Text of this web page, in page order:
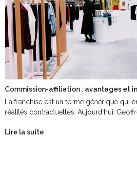
Commission-affiliation : avantages et
La franchise est un terme générique qui
réalités contractuelles. Aujourd’hui,
Lire la suite